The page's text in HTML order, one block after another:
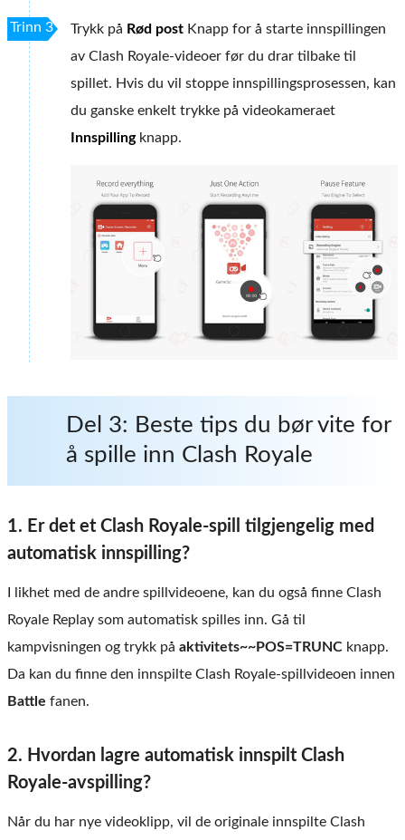
Trinn 3 Trykk på Rød post Knapp for å starte innspillingen
av Clash Royale-videoer før du drar tilbake til
spillet. Hvis du vil stoppe innspillingsprosessen, kan
du ganske enkelt trykke på videokameraet
Innspillingknapp.
Del 3: Beste tips du bør vite for
å spille inn Clash Royale
1. Er det et Clash Royale-spill tilgjengelig med
automatisk innspilling?
I likhet med de andre spillvideoene, kan du også finne Clash
Royale Replay som automatisk spilles inn. Gå til
kampvisningen og trykk på aktivitets~~POS=TRUNC knapp.
Da kan du finne den innspilte Clash Royale-spillvideoen innen
Battle fanen.
2. Hvordan lagre automatisk innspilt Clash
Royale-avspilling?
Når du har nye videoklipp, vil de originale innspilte Clash